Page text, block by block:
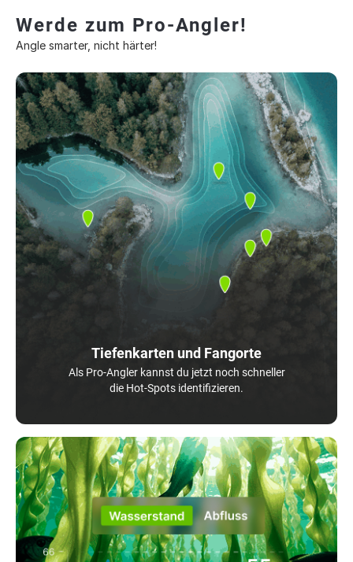
Werde zum Pro-Angler!
Angle smarter, nicht härter!
Tiefenkarten und Fangorte
Als Pro-Angler kannst du jetzt noch schneller
die Hot-Spots identifizieren.